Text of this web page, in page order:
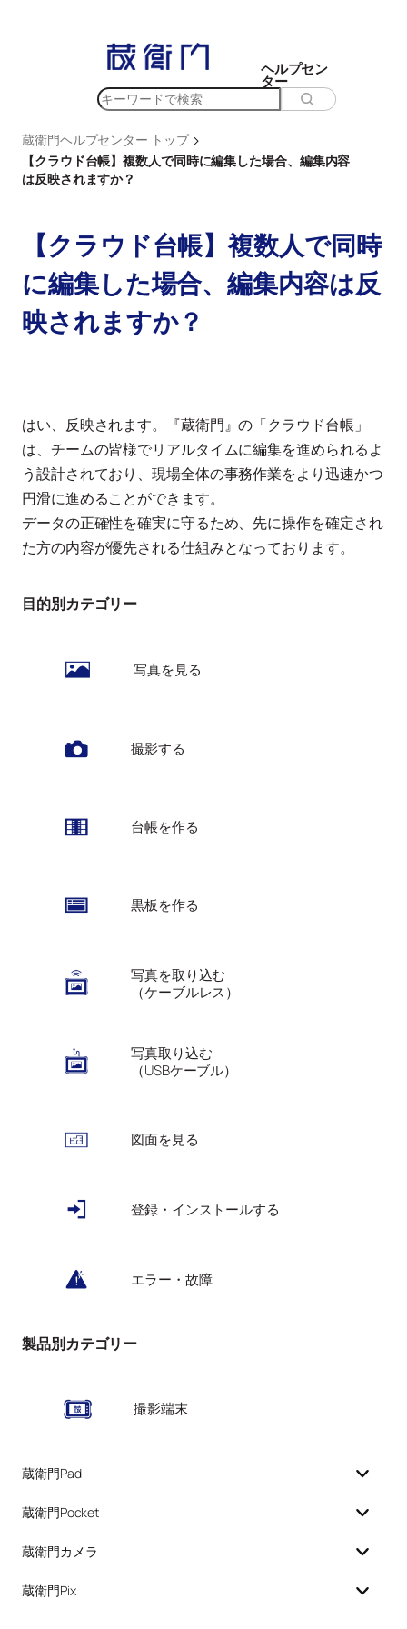
ッ
プ
ヘルプセン
ター
検
蔵衛門ヘルプセンター トップ >
【クラウド台帳】複数人で同時に編集した場合、編集内容
は反映されますか？
目的別カテゴリー
写真を見る
撮影する
台帳を作る
黒板を作る
写真を取り込む
（ケーブルレス）
写真取り込む
（USBケーブル）
図面を見る
登録・インストールする
エラー・故障
製品別カテゴリー
撮影端末
蔵衛門Pad
蔵衛門Pocket
蔵衛門カメラ
蔵衛門Pix
【クラウド台帳】複数人で同時
に編集した場合、編集内容は反
映されますか？
はい、反映されます。『蔵衛門』の「クラウド台帳」
は、チームの皆様でリアルタイムに編集を進められるよ
う設計されており、現場全体の事務作業をより迅速かつ
円滑に進めることができます。
データの正確性を確実に守るため、先に操作を確定され
た方の内容が優先される仕組みとなっております。